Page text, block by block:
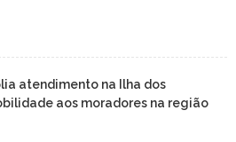
atendimento na Ilha dos
aos moradores na região